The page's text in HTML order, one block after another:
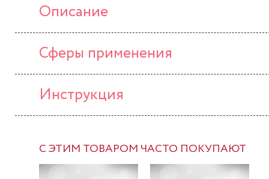
Описание
Сферы применения
Инструкция
С ЭТИМ ТОВАРОМ ЧАСТО ПОКУПАЮТ